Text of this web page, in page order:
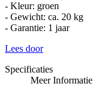
- Kleur: groen
- Gewicht: ca. 20 kg
- Garantie: 1 jaar
Lees door
Specificaties
Meer Informatie